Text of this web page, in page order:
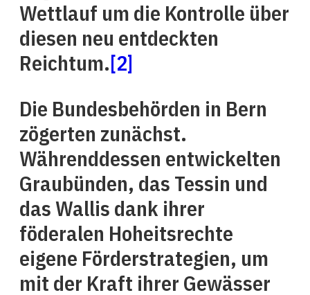
Wettlauf um die Kontrolle über
diesen neu entdeckten
Reichtum.[2]
Die Bundesbehörden in Bern
zögerten zunächst.
Währenddessen entwickelten
Graubünden, das Tessin und
das Wallis dank ihrer
föderalen Hoheitsrechte
eigene Förderstrategien, um
mit der Kraft ihrer Gewässer